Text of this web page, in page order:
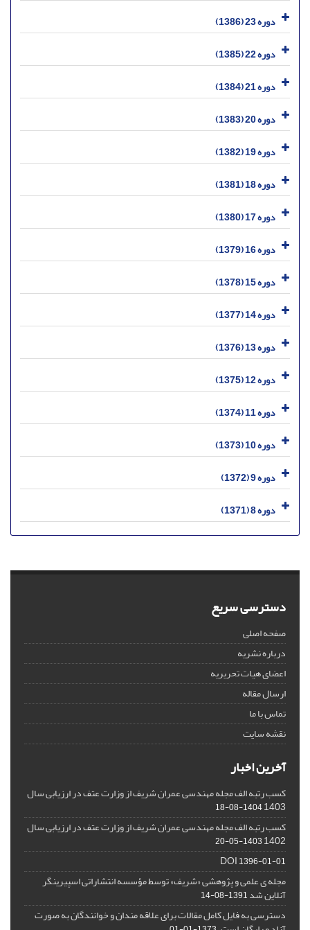
دوره 23 (1386)
دوره 22 (1385)
دوره 21 (1384)
دوره 20 (1383)
دوره 19 (1382)
دوره 18 (1381)
دوره 17 (1380)
دوره 16 (1379)
دوره 15 (1378)
دوره 14 (1377)
دوره 13 (1376)
دوره 12 (1375)
دوره 11 (1374)
دوره 10 (1373)
دوره 9 (1372)
دوره 8 (1371)
دسترسی سریع
صفحه اصلی
درباره نشریه
اعضای هیات تحریریه
ارسال مقاله
تماس با ما
نقشه سایت
آخرین اخبار
کسب رتبه الف مجله مهندسی عمران شریف از وزارت عتف در ارزیابی سال
1403
1404-08-18
کسب رتبه الف مجله مهندسی عمران شریف از وزارت عتف در ارزیابی سال
1402
1403-05-20
DOI1396-01-01
مجله ی علمی و پژوهشی «شریف» توسط مؤسسه انتشاراتی اسپیرینگر
آنلاین شد1391-08-14
دسترسی به فایل کامل مقالات برای علاقه مندان و خوانندگان به صورت